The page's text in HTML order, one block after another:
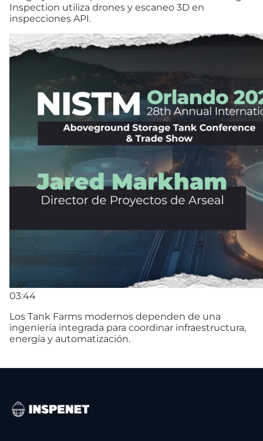
Inspection utiliza drones y escaneo 3D en
inspecciones API.
03:44
Los Tank Farms modernos dependen de una
ingeniería integrada para coordinar infraestructura,
energía y automatización.